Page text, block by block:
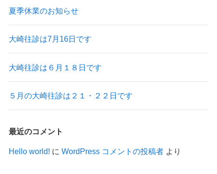
夏季休業のお知らせ
大崎往診は7月16日です
大崎往診は６月１８日です
５月の大崎往診は２１・２２日です
最近のコメント
Hello world! に WordPress コメントの投稿者より